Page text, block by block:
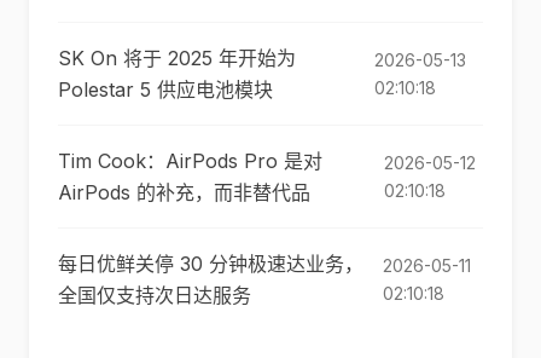
SK On 将于 2025 年开始为
Polestar 5 供应电池模块
2026-05-13
02:10:18
Tim Cook：AirPods Pro 是对
AirPods 的补充，而非替代品
2026-05-12
02:10:18
每日优鲜关停 30 分钟极速达业务，
全国仅支持次日达服务
2026-05-11
02:10:18